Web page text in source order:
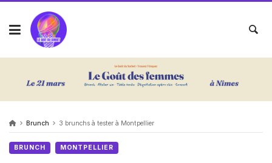
Brunch 3 brunchs à tester à Montpellier
BRUNCH MONTPELLIER